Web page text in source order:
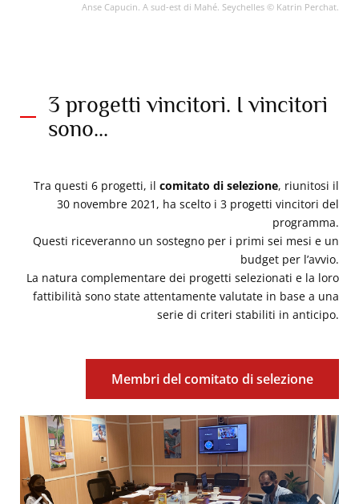
Anse Capucin. A sud-est di Mahé. Seychelles © Katrin Perchat.
3 progetti vincitori. I vincitori
sono...
Tra questi 6 progetti, il comitato di selezione, riunitosi il
30 novembre 2021, ha scelto i 3 progetti vincitori del
programma.
Questi riceveranno un sostegno per i primi sei mesi e un
budget per l’avvio.
La natura complementare dei progetti selezionati e la loro
fattibilità sono state attentamente valutate in base a una
serie di criteri stabiliti in anticipo.
Membri del comitato di selezione